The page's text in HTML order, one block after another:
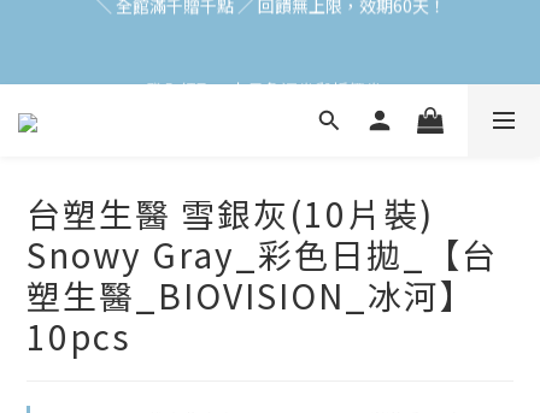
加入會員立即領$200購物金(效期30天) | 可與LINE新好友$50疊加
台塑生醫 雪銀灰(10片裝)
Snowy Gray_彩色日拋_【台
塑生醫_BIOVISION_冰河】
10pcs